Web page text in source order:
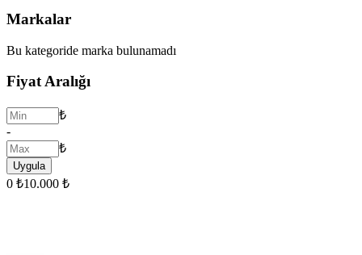
Markalar
Bu kategoride marka bulunamadı
Fiyat Aralığı
₺
-
₺
Uygula
0 ₺10.000 ₺